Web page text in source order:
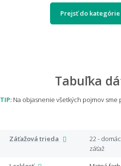
Prejsť do kategórie
Tabuľka
TIP:Na objasnenie všetkých pojmov sme
Záťažová trieda
22 - domácnosť, stredná
záťaž